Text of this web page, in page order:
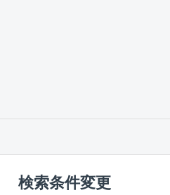
検索条件変更